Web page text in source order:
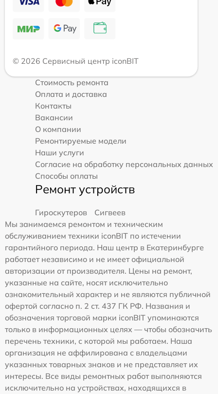
© 2026 Сервисный центр iconBIT
Стоимость ремонта
Оплата и доставка
Контакты
Вакансии
О компании
Ремонтируемые модели
Наши услуги
Согласие на обработку персональных данных
Способы оплаты
Ремонт устройств
Гироскутеров
Сигвеев
Мы занимаемся ремонтом и техническим
обслуживанием техники iconBIT по истечении
гарантийного периода. Наш центр в Екатеринбурге
работает независимо и не имеет официальной
авторизации от производителя. Цены на ремонт,
указанные на сайте, носят исключительно
ознакомительный характер и не являются публичной
офертой согласно п. 2 ст. 437 ГК РФ. Названия и
обозначения торговой марки iconBIT упоминаются
только в информационных целях — чтобы обозначить
перечень техники, с которой мы работаем. Наша
организация не аффилирована с владельцами
указанных товарных знаков и не представляет их
интересы. Все виды ремонтных работ выполняются
исключительно на устройствах, находящихся в